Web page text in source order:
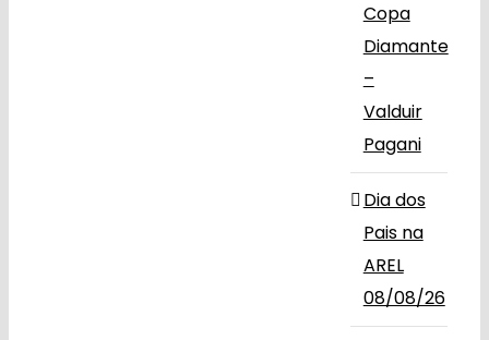
Copa
Diamante
–
Valduir
Pagani
Dia dos
Pais na
AREL
08/08/26